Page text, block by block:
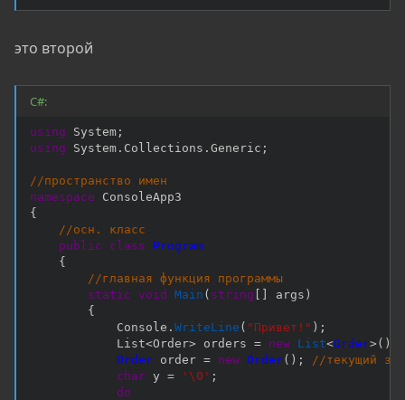
это второй
C#:
using System ;
using System . Collections . Generic ;
//пространство имен
namespace
{
//осн. класс
public
class
Program
{
//главная функция программы
static
void Main ( string args )
{
            Console
. WriteLine ( "Привет!" ) ;
            List
<Order> orders = new List<Order> ( )
Order order = new Order( ) ;
//текущий
char y = '\0' ;
do